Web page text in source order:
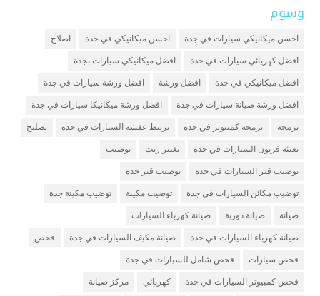
وسوم
احسن ميكانيكي سيارات في جدة احسن ميكانيكي في جدة اصلاح
افضل كهربائي سيارات في جدة افضل ميكانيكي سيارات بجدة
افضل ميكانيكي في جدة افضل ورشة افضل ورشة سيارات في جدة
افضل ورشة صيانة سيارات في جدة افضل ورشة ميكانيكا سيارات في جدة
برمجة برمجة كمبيوتر في جدة تربيط عفشة السيارات في جدة تصليح
تعبئة فريون السيارات في جدة تغيير زيت توضيب
توضيب قير السيارات في جدة توضيب قير جدة
توضيب مكائن السيارات في جدة توضيب مكينة توضيب مكينة جدة
صيانة صيانة دورية صيانة كهرباء السيارات
صيانة كهرباء السيارات في جدة صيانة مكيف السيارات في جدة فحص
فحص سيارات فحص شامل للسيارات في جدة
فحص كمبيوتر السيارات في جدة كهربائي مركز صيانة